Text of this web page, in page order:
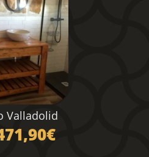
Valladolid
€Rango